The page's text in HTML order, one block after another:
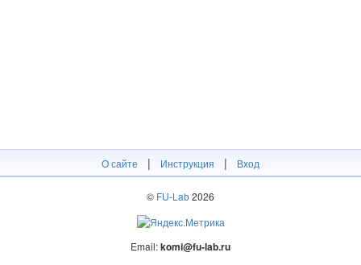
О сайте | Инструкция | Вход
© FU-Lab2026
Email:komi@fu-lab.ru